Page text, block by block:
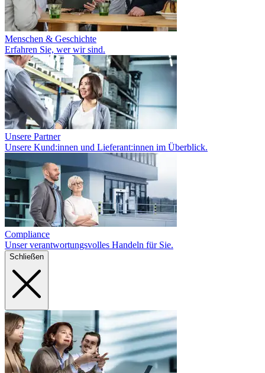
Menschen & Geschichte
Erfahren Sie, wer wir sind.
Unsere Partner
Unsere Kund:innen und Lieferant:innen im Überblick.
Compliance
Unser verantwortungsvolles Handeln für Sie.
Schließen